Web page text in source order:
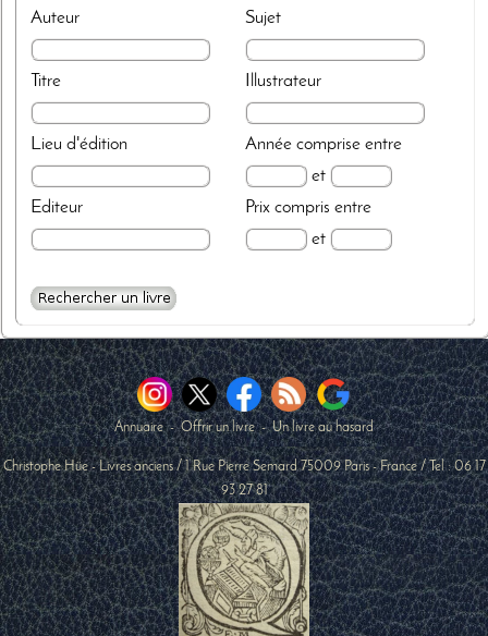
Auteur
Titre
Lieu d'édition
Editeur
Sujet
Illustrateur
Annéecomprise entre
et
Prixcompris entre
et
Annuaire-Offrir un livre-Un livre au hasard
Christophe Hüe - Livres anciens /1 Rue Pierre Semard 75009 Paris-France / Tel :06 17
93 27 81